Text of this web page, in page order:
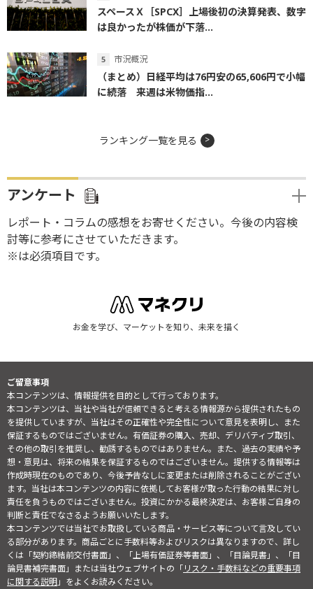
スペースＸ［SPCX］上場後初の決算発表、数字
は良かったが株価が下落...
市況概況
（まとめ）日経平均は76円安の65,606円で小幅
に続落 来週は米物価指...
ランキング一覧を見る
アンケート
レポート・コラムの感想をお寄せください。今後の内容検
討等に参考にさせていただきます。
※は必須項目です。
お金を学び、マーケットを知り、未来を描く
ご留意事項
本コンテンツは、情報提供を目的として行っております。
本コンテンツは、当社や当社が信頼できると考える情報源から提供されたもの
を提供していますが、当社はその正確性や完全性について意見を表明し、また
保証するものではございません。有価証券の購入、売却、デリバティブ取引、
その他の取引を推奨し、勧誘するものではありません。また、過去の実績や予
想・意見は、将来の結果を保証するものではございません。提供する情報等は
作成時現在のものであり、今後予告なしに変更または削除されることがござい
ます。当社は本コンテンツの内容に依拠してお客様が取った行動の結果に対し
責任を負うものではございません。投資にかかる最終決定は、お客様ご自身の
判断と責任でなさるようお願いいたします。
本コンテンツでは当社でお取扱している商品・サービス等について言及してい
る部分があります。商品ごとに手数料等およびリスクは異なりますので、詳し
くは「契約締結前交付書面」、「上場有価証券等書面」、「目論見書」、「目
論見書補完書面」または当社ウェブサイトの「リスク・手数料などの重要事項
に関する説明」をよくお読みください。